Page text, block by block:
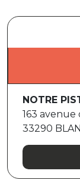
NOTRE
163 avenue
33290